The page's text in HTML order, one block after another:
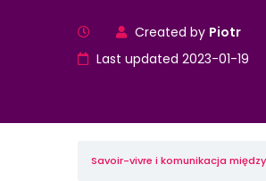
Created by Piotr
Last updated 2023-01-19
Savoir-vivre i komunikacja